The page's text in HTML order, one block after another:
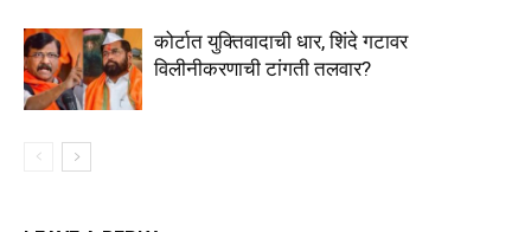
कोर्टात युक्तिवादाची धार, शिंदे गटावर
विलीनीकरणाची टांगती तलवार?